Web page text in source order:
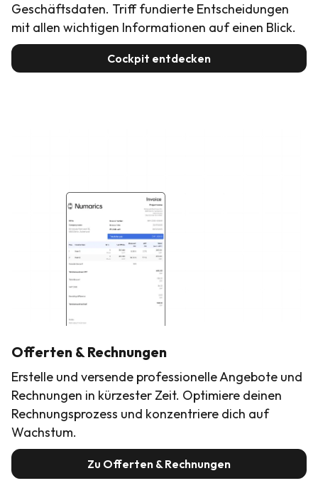
Geschäftsdaten. Triff fundierte Entscheidungen
mit allen wichtigen Informationen auf einen Blick.
Cockpit entdecken
Offerten & Rechnungen
Erstelle und versende professionelle Angebote und
Rechnungen in kürzester Zeit. Optimiere deinen
Rechnungsprozess und konzentriere dich auf
Wachstum.
Zu Offerten & Rechnungen